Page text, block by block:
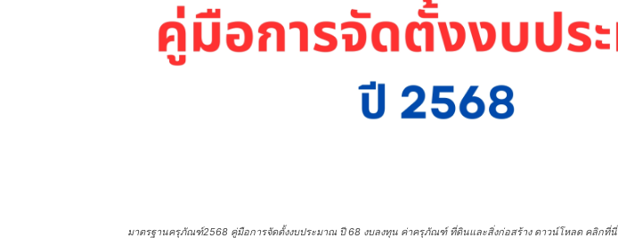
มาตรฐานครุภัณฑ์2568 คู่มือการจัดตั้งงบประมาณ ปี 68 งบลงทุน ค่าครุภัณฑ์ ที่ดินและสิ่งก่อสร้าง ดาวน์โหลด คลิกที่นี่